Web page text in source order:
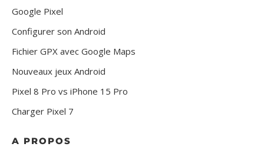
Google Pixel
Configurer son Android
Fichier GPX avec Google Maps
Nouveaux jeux Android
Pixel 8 Pro vs iPhone 15 Pro
Charger Pixel 7
A PROPOS